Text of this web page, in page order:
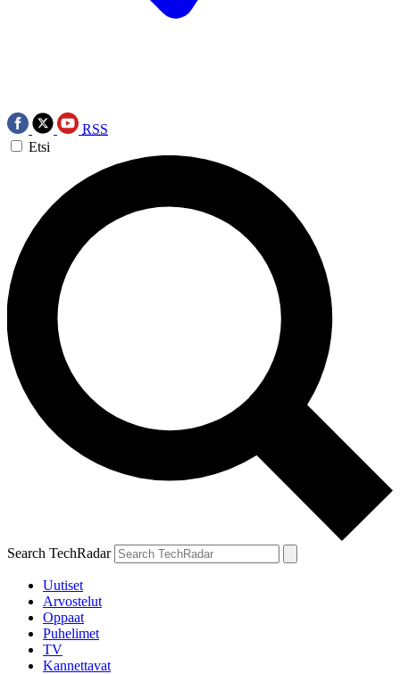
RSS
Etsi
Search TechRadar
Uutiset
Arvostelut
Oppaat
Puhelimet
TV
Kannettavat